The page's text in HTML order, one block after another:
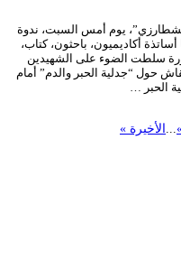
يوم أمس السبت، ندوة
أكاديميون، باحثون، كتاب،
سلطت الضوء على الشهيدين
حول “جدلية الحبر والدم” أمام
الحبر …
... الأخيرة »